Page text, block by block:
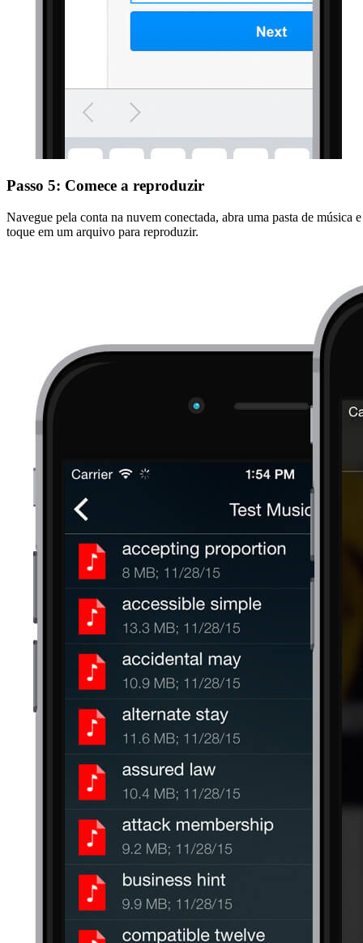
Passo 5: Comece a reproduzir
Navegue pela conta na nuvem conectada, abra uma pasta de música e
toque em um arquivo para reproduzir.